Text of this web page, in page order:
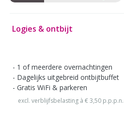
Logies & ontbijt
1 of meerdere overnachtingen
Dagelijks uitgebreid ontbijtbuffet
Gratis WiFi & parkeren
excl. verblijfsbelasting à € 3,50